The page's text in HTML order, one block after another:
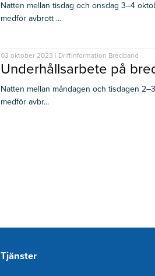
Natten mellan tisdag och onsdag 3–4
medför avbrott ...
03 oktober 2023 | Driftinformation Bredband
Underhållsarbete på
Natten mellan måndagen och tisdagen
medför avbr...
Tjänster